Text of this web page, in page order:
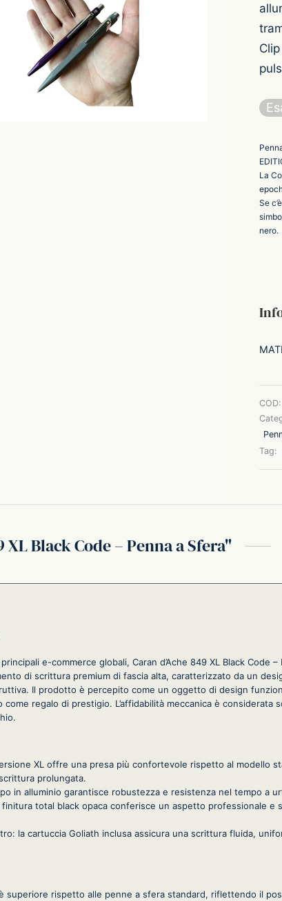
La
Se
nero.
COD:
Tag:
XL Black Code – Penna a Sfera
e-commerce globali, Caran d’Ache 849 XL Black Code –
di scrittura premium di fascia alta, caratterizzato da un
Il prodotto è percepito come un oggetto di design
regalo di prestigio. L’affidabilità meccanica è considerata
XL offre una presa più confortevole rispetto al modello
prolungata.
in alluminio garantisce robustezza e resistenza nel tempo a
finitura total black opaca conferisce un aspetto professionale e
la cartuccia Goliath inclusa assicura una scrittura fluida,
superiore rispetto alle penne a sfera standard, riflettendo il